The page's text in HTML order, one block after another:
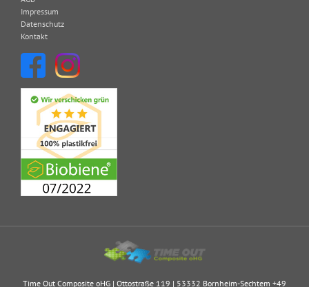
Impressum
Datenschutz
Kontakt
Time Out Composite oHG | Ottostraße 119 | 53332 Bornheim-Sechtem +49